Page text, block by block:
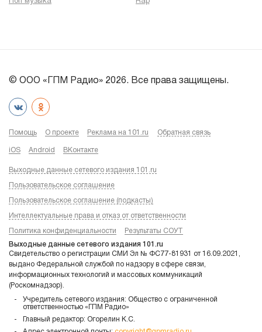
© ООО «ГПМ Радио» 2026. Все права защищены.
Помощь О проекте Реклама на 101.ru Обратная связь
iOS Android ВКонтакте
Выходные данные сетевого издания 101.ru
Пользовательское соглашение
Пользовательское соглашение (подкасты)
Интеллектуальные права и отказ от ответственности
Политика конфиденциальности Результаты СОУТ
Выходные данные сетевого издания 101.ru
Свидетельство о регистрации СМИ Эл № ФС77-81931 от 16.09.2021,
выдано Федеральной службой по надзору в сфере связи,
информационных технологий и массовых коммуникаций
(Роскомнадзор).
Учредитель сетевого издания: Общество с ограниченной
ответственностью «ГПМ Радио»
Главный редактор: Огорелин К.С.